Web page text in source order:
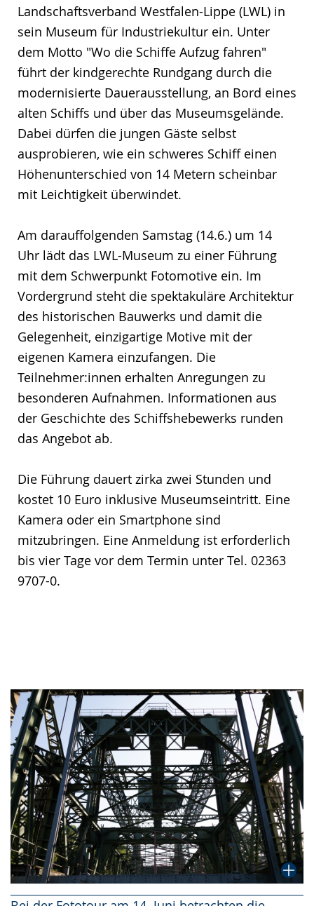
Landschaftsverband Westfalen-Lippe (LWL) in
sein Museum für Industriekultur ein. Unter
dem Motto "Wo die Schiffe Aufzug fahren"
führt der kindgerechte Rundgang durch die
modernisierte Dauerausstellung, an Bord eines
alten Schiffs und über das Museumsgelände.
Dabei dürfen die jungen Gäste selbst
ausprobieren, wie ein schweres Schiff einen
Höhenunterschied von 14 Metern scheinbar
mit Leichtigkeit überwindet.
Am darauffolgenden Samstag (14.6.) um 14
Uhr lädt das LWL-Museum zu einer Führung
mit dem Schwerpunkt Fotomotive ein. Im
Vordergrund steht die spektakuläre Architektur
des historischen Bauwerks und damit die
Gelegenheit, einzigartige Motive mit der
eigenen Kamera einzufangen. Die
Teilnehmer:innen erhalten Anregungen zu
besonderen Aufnahmen. Informationen aus
der Geschichte des Schiffshebewerks runden
das Angebot ab.
Die Führung dauert zirka zwei Stunden und
kostet 10 Euro inklusive Museumseintritt. Eine
Kamera oder ein Smartphone sind
mitzubringen. Eine Anmeldung ist erforderlich
bis vier Tage vor dem Termin unter Tel. 02363
9707-0.